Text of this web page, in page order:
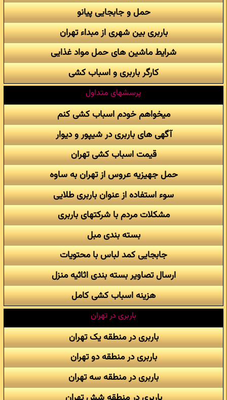
حمل و جابجایی پیانو
باربری بین شهری از مبداء تهران
شرایط ماشین های حمل مواد غذایی
کارگر باربری و اسباب کشی
پرسشهای متداول
میخواهم خودم اسباب کشی کنم
آگهی های باربری در شیپور و دیوار
قیمت اسباب کشی تهران
حمل جهیزیه عروس از تهران به ساوه
سوء استفاده از عنوان باربری طلایی
مشکلات مردم با شرکتهای باربری
بسته بندی مبل
جابجایی کمد لباس با محتویات
ارسال تصاویر بسته بندی اثاثیه منزل
هزینه اسباب کشی کامل
باربری در تهران
باربری در منطقه یک تهران
باربری در منطقه دو تهران
باربری در منطقه سه تهران